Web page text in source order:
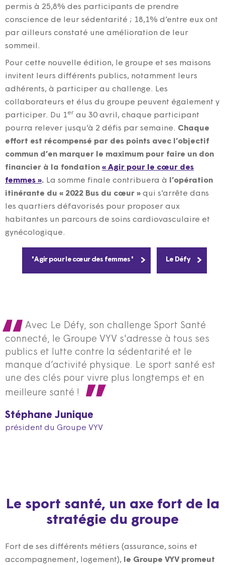
permis à 25,8% des participants de prendre
conscience de leur sédentarité ; 18,1% d’entre eux ont
par ailleurs constaté une amélioration de leur
sommeil.
Pour cette nouvelle édition, le groupe et ses maisons
invitent leurs différents publics, notamment leurs
adhérents, à participer au challenge. Les
collaborateurs et élus du groupe peuvent également y
participer. Du 1er au 30 avril, chaque participant
pourra relever jusqu’à 2 défis par semaine. Chaque
effort est récompensé par des points avec l’objectif
commun d’en marquer le maximum pour faire un don
financier à la fondation « Agir pour le cœur des
femmes ». La somme finale contribuera à
l’opération
itinérante du « 2022 Bus du cœur » qui s’arrête dans
les quartiers défavorisés pour proposer aux
habitantes un parcours de soins cardiovasculaire et
gynécologique.
"Agir pour le cœur des femmes" Le Défy
Avec Le Défy, son challenge Sport Santé
connecté, le Groupe VYV s'adresse à tous ses
publics et lutte contre la sédentarité et le
manque d’activité physique. Le sport santé est
une des clés pour vivre plus longtemps et en
meilleure santé !
Stéphane Junique
président du Groupe VYV
Le sport santé, un axe fort de la
stratégie du groupe
Fort de ses différents métiers (assurance, soins et
accompagnement, logement),
le Groupe VYV promeut